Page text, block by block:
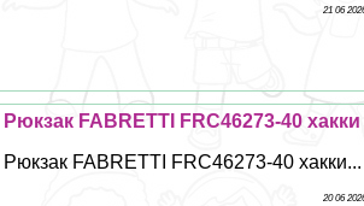
21 06
Рюкзак FABRETTI FRC46273-40 хакки
Рюкзак FABRETTI FRC46273-40 хакки...
20 06